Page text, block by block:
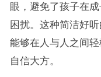
眼，避免了孩子在
困扰。这种简洁好
能够在人与人之间
自信大方。